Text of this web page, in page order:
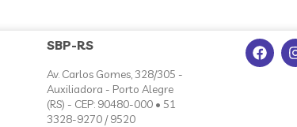
SBP-RS
Av. Carlos Gomes, 328/305 -
Auxiliadora - Porto Alegre
(RS) - CEP: 90480-000 • 51
3328-9270 / 9520